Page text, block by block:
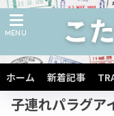
ホーム 新着記事
ホーム 子連れ海外旅行
子連れパラグア